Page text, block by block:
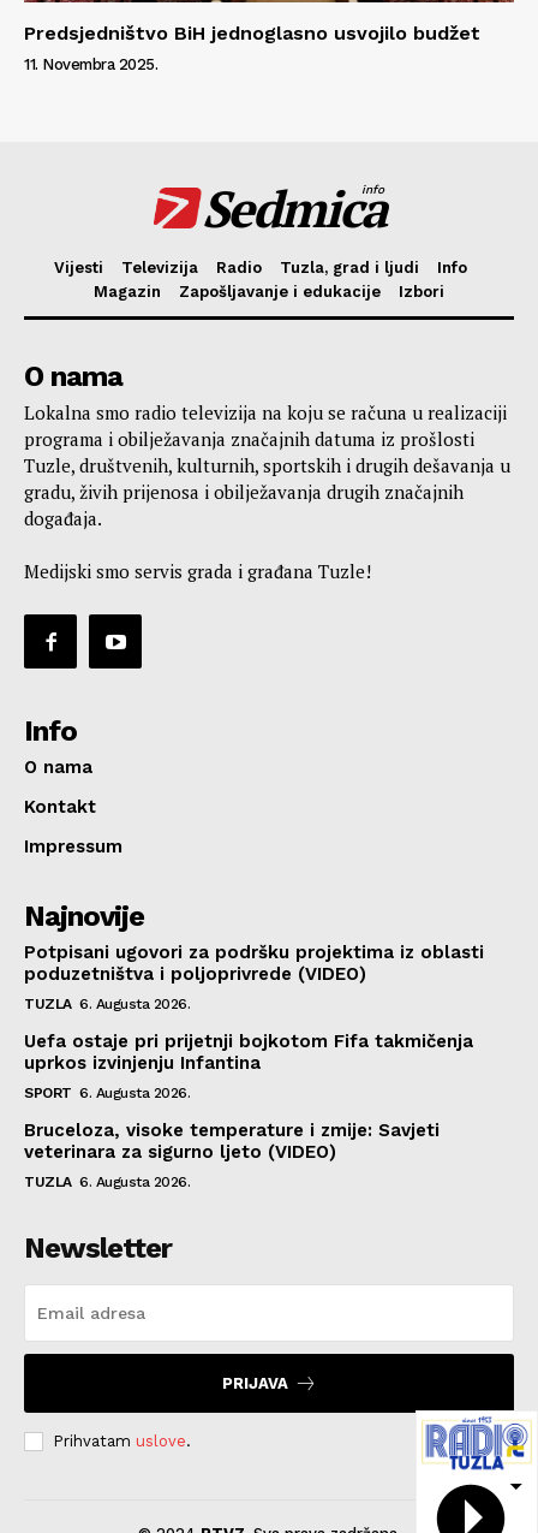
Predsjedništvo BiH jednoglasno usvojilo budžet
11. Novembra 2025.
Sedmica
info
Vijesti Televizija Radio Tuzla, grad i ljudi
Info
Magazin
Zapošljavanje i edukacije Izbori
O nama
Lokalna smo radio televizija na koju se računa u realizaciji
programa i obilježavanja značajnih datuma iz prošlosti
Tuzle, društvenih, kulturnih, sportskih i drugih dešavanja u
gradu, živih prijenosa i obilježavanja drugih značajnih
događaja.
Medijski smo servis grada i građana Tuzle!
Info
O nama
Kontakt
Impressum
Najnovije
Potpisani ugovori za podršku projektima iz oblasti
poduzetništva i poljoprivrede (VIDEO)
TUZLA 6. Augusta 2026.
Uefa ostaje pri prijetnji bojkotom Fifa takmičenja
uprkos izvinjenju Infantina
SPORT 6. Augusta 2026.
Bruceloza, visoke temperature i zmije: Savjeti
veterinara za sigurno ljeto (VIDEO)
TUZLA 6. Augusta 2026.
Newsletter
PRIJAVA
Prihvatam uslove.